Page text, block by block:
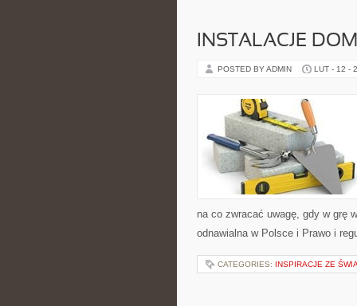
INSTALACJE
POSTED BY ADMIN LUT - 12 -
na co zwracać uwagę, gdy w grę
odnawialna w Polsce i Prawo i
CATEGORIES: INSPIRACJE ZE